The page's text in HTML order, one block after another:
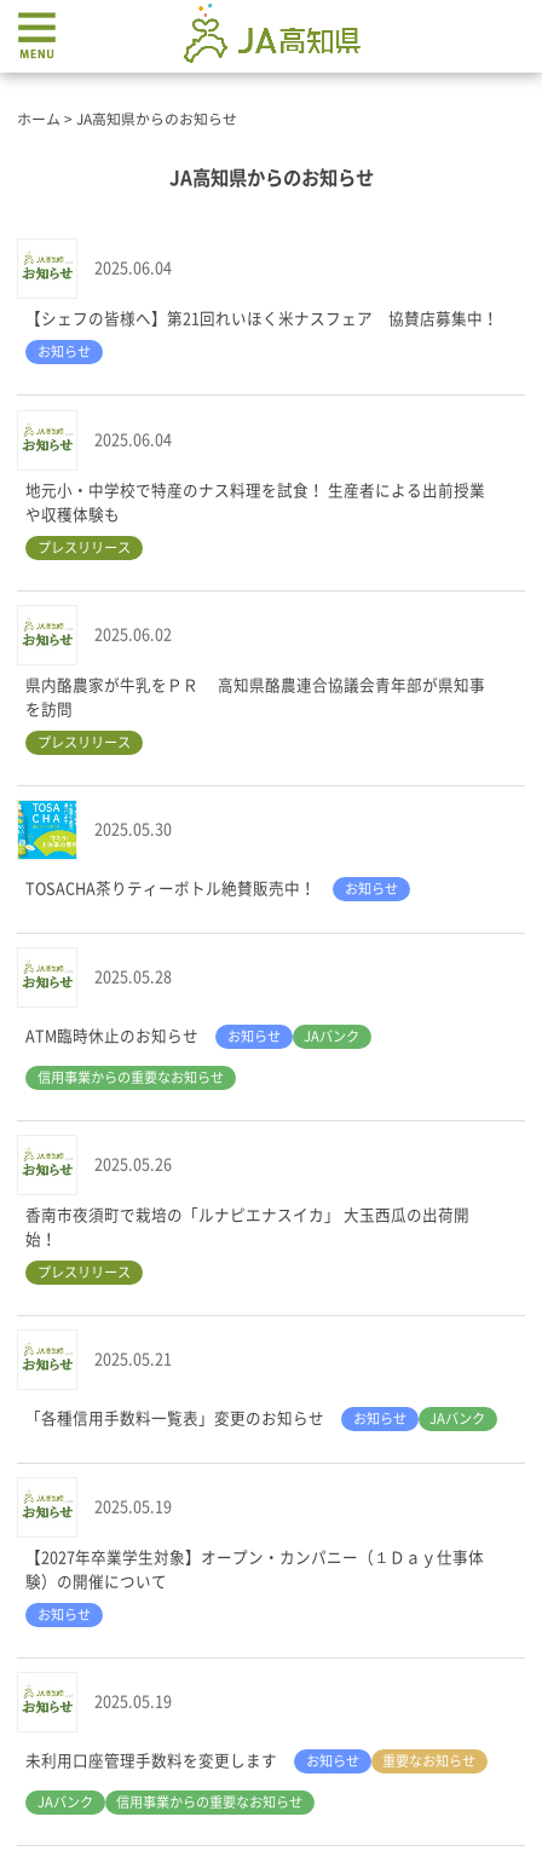
ホーム > JA高知県からのお知らせ
JA高知県からのお知らせ
【シェフの皆様へ】第21回れいほく米ナスフェア 協賛店募集中！
お知らせ
2025.06.04
地元小・中学校で特産のナス料理を試食！ 生産者による出前授業
や収穫体験も
プレスリリース
2025.06.04
県内酪農家が牛乳をＰＲ 高知県酪農連合協議会青年部が県知事
を訪問
プレスリリース
2025.06.02
TOSACHA茶りティーボトル絶賛販売中！ お知らせ
2025.05.30
ATM臨時休止のお知らせ お知らせ JAバンク
信用事業からの重要なお知らせ
2025.05.28
香南市夜須町で栽培の「ルナピエナスイカ」 大玉西瓜の出荷開
始！
プレスリリース
2025.05.26
「各種信用手数料一覧表」変更のお知らせ お知らせ JAバンク
2025.05.21
【2027年卒業学生対象】オープン・カンパニー（１Ｄａｙ仕事体
験）の開催について
お知らせ
2025.05.19
未利用口座管理手数料を変更します お知らせ 重要なお知らせ
JAバンク 信用事業からの重要なお知らせ
2025.05.19